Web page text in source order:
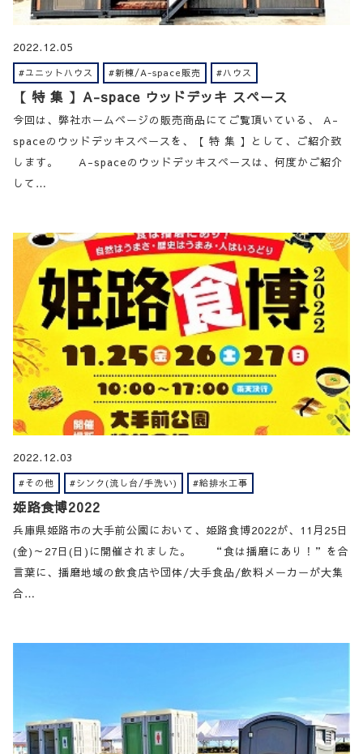
2022.12.05
#ユニットハウス #新棟/A-space販売 #ハウス
【 特 集 】A-space ウッドデッキ スペース
今回は、弊社ホームページの販売商品にてご覧頂いている、 A-
spaceのウッドデッキスペースを、【 特 集 】として、ご紹介致
します。 A-spaceのウッドデッキスペースは、何度かご紹介
して…
2022.12.03
#その他 #シンク(流し台/手洗い) #給排水工事
姫路食博2022
兵庫県姫路市の大手前公園において、姫路食博2022が、11月25日
(金)～27日(日)に開催されました。 “食は播磨にあり！”を合
言葉に、播磨地域の飲食店や団体/大手食品/飲料メーカーが大集
合…